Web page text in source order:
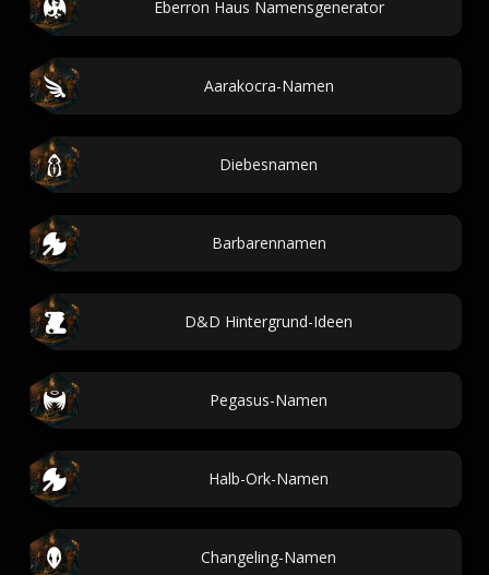
Eberron Haus Namensgenerator
Aarakocra-Namen
Diebesnamen
Barbarennamen
D&D Hintergrund-Ideen
Pegasus-Namen
Halb-Ork-Namen
Changeling-Namen